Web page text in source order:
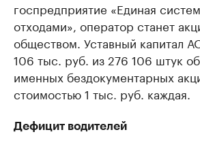
госпредприятие «Единая
отходами», оператор станет
обществом. Уставный капитал
106 тыс. руб. из 276 106 штук
именных бездокументарных
стоимостью 1 тыс. руб. каждая.
Дефицит водителей